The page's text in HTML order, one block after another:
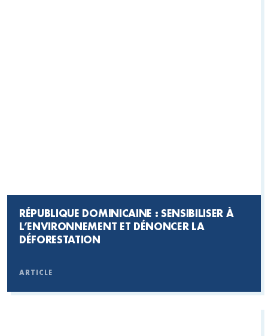
RÉPUBLIQUE DOMINICAINE : SENSIBILISER À
L’ENVIRONNEMENT ET DÉNONCER LA
DÉFORESTATION
ARTICLE